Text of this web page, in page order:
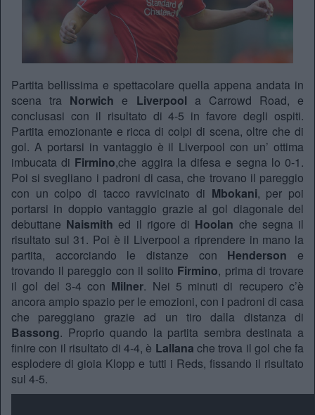
Partita bellissima e spettacolare quella appena andata in
scena tra Norwich e Liverpool a Carrowd Road, e
conclusasi con il risultato di 4-5 in favore degli ospiti.
Partita emozionante e ricca di colpi di scena, oltre che di
gol. A portarsi in vantaggio è il Liverpool con un’ ottima
imbucata di Firmino,che aggira la difesa e segna lo 0-1.
Poi si svegliano i padroni di casa, che trovano il pareggio
con un colpo di tacco ravvicinato di Mbokani, per poi
portarsi in doppio vantaggio grazie al gol diagonale del
debuttane Naismith ed il rigore di Hoolan che segna il
risultato sul 31. Poi è il Liverpool a riprendere in mano la
partita, accorciando le distanze con Henderson e
trovando il pareggio con il solito Firmino, prima di trovare
il gol del 3-4 con Milner. Nei 5 minuti di recupero c’è
ancora ampio spazio per le emozioni, con i padroni di casa
che pareggiano grazie ad un tiro dalla distanza di
Bassong. Proprio quando la partita sembra destinata a
finire con il risultato di 4-4, è Lallana che trova il gol che fa
esplodere di gioia Klopp e tutti i Reds, fissando il risultato
sul 4-5.